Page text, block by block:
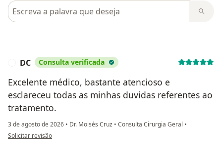
Pesquisar em opiniões
DC Consulta verificada
Excelente médico, bastante atencioso e
esclareceu todas as minhas duvidas referentes ao
tratamento.
3 de agosto de 2026 • Dr. Moisés Cruz • Consulta Cirurgia Geral •
na opinião do utilizador DC
Solicitar revisão